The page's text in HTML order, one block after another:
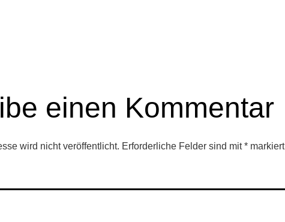
einen Kommentar
wird nicht veröffentlicht. Erforderliche Felder sind mit* markiert